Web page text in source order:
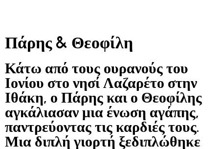
Πάρης & Θεοφίλη
Κάτω από τους ουρανούς του
Ιονίου στο νησί Λαζαρέτο στην
Ιθάκη, ο Πάρης και ο Θεοφίλης
αγκάλιασαν μια ένωση αγάπης,
παντρεύοντας τις καρδιές τους.
Μια διπλή γιορτή ξεδιπλώθηκε